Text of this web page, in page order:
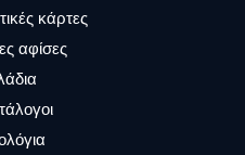
κάρτες
αφίσες